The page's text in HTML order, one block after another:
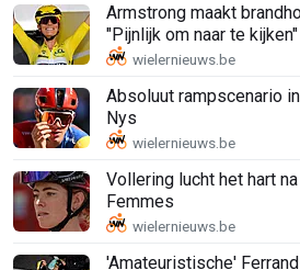
Armstrong maakt
"Pijnlijk om naar te kijken"
Absoluut rampscenario
Nys
Vollering lucht het hart
Femmes
'Amateuristische'